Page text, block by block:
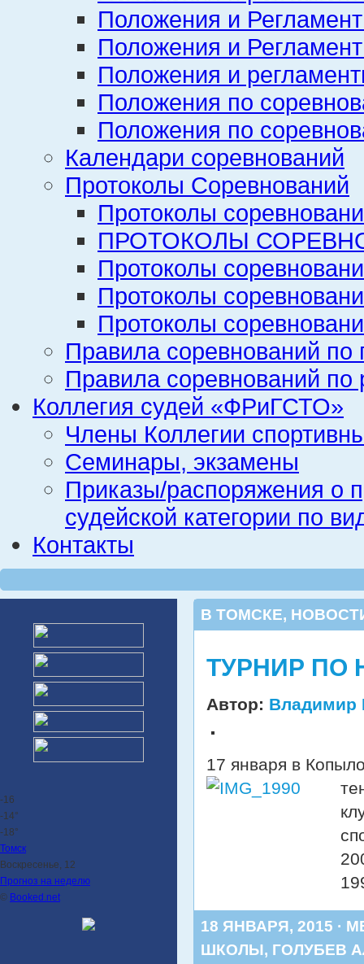
Положения и
Положения и
Положения и
Положения по
Положения по
Календари соревнований
Протоколы Соревнований
Протоколы
ПРОТОКОЛЫ
Протоколы
Протоколы
Протоколы
Правила соревнований по
Правила соревнований по
Коллегия судей «ФРиГСТО»
Члены Коллегии
Семинары, экзамены
Приказы/распоряжения о
судейской категории по
Контакты
-16
-14°
-18°
Томск
Воскресенье, 12
Прогноз на неделю
© Booked.net
В ТОМСКЕ,
ТУРНИР ПО
Автор: Владимир
17 января в
18 ЯНВАРЯ, 2015 ·
ШКОЛЫ, ГОЛУБЕВ